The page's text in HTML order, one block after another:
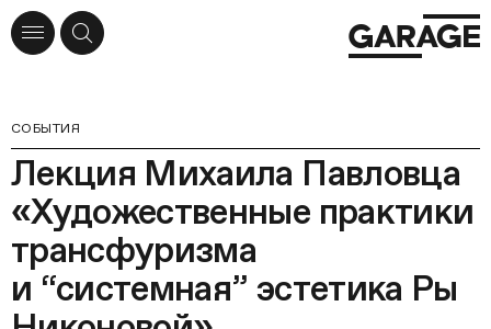
СОБЫТИЯ
Лекция Михаила Павловца
«Художественные практики
трансфуризма
и “системная” эстетика Ры